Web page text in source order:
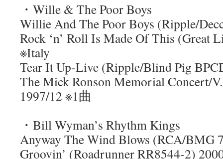
・Wille & The Poor Boys
Willie And The Poor Boys (Ripple/
Rock ‘n’ Roll Is Made Of This (Great
※Italy
Tear It Up-Live (Ripple/Blind Pig
The Mick Ronson Memorial Concert/
1997/12 ※1曲
・Bill Wyman’s Rhythm Kings
Anyway The Wind Blows (RCA/BMG
Groovin’ (Roadrunner RR8544-2)